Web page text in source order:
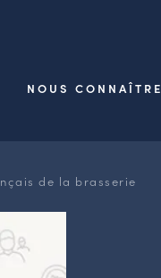
NOUS CONNAÎTRE
de la brasserie